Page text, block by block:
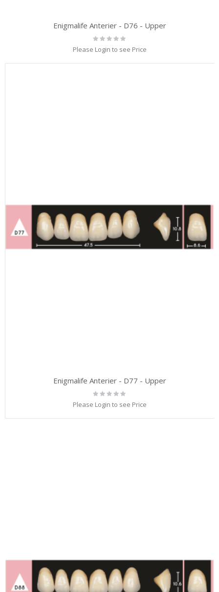
Enigmalife Anterier - D76 - Upper
Rating:
0%
Please Login to see Price
Enigmalife Anterier - D77 - Upper
Rating:
0%
Please Login to see Price